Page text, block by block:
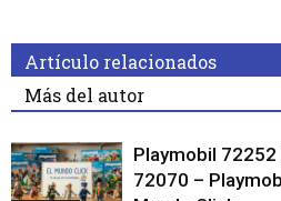
Artículo relacionados
Más del autor
Playmobil
72070 –